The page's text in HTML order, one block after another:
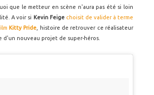
que le metteur en scène n'aura pas été si loin
A voir si Kevin Feige choisit de valider à terme
Kitty Pride , histoire de retrouver ce réalisateur
d'un nouveau projet de super-héros.